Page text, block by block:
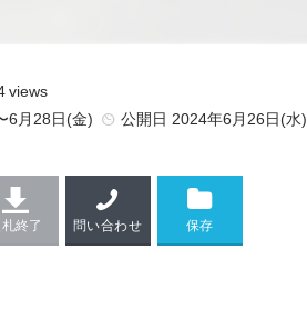
6月28日(金)
公開日 2024年6月26日(水)
札終了 問い合わせ